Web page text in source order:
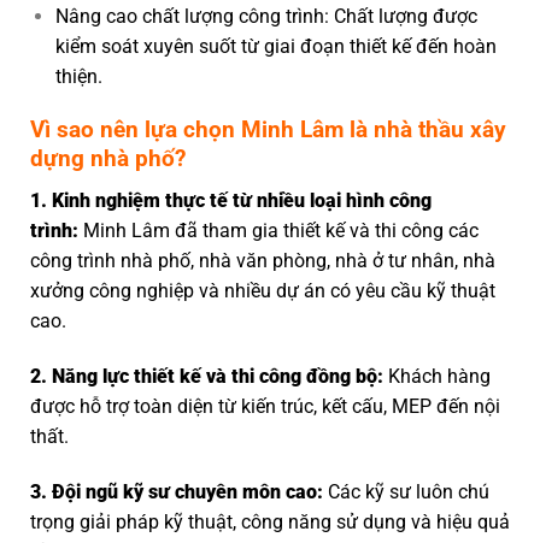
Nâng cao chất lượng công trình: Chất lượng được
kiểm soát xuyên suốt từ giai đoạn thiết kế đến hoàn
thiện.
Vì sao nên lựa chọn Minh Lâm là nhà thầu xây
dựng nhà phố?
1. Kinh nghiệm thực tế từ nhiều loại hình công
trình: Minh Lâm đã tham gia thiết kế và thi công các
công trình nhà phố, nhà văn phòng, nhà ở tư nhân, nhà
xưởng công nghiệp và nhiều dự án có yêu cầu kỹ thuật
cao.
2. Năng lực thiết kế và thi công đồng bộ: Khách hàng
được hỗ trợ toàn diện từ kiến trúc, kết cấu, MEP đến nội
thất.
3. Đội ngũ kỹ sư chuyên môn cao: Các kỹ sư luôn chú
trọng giải pháp kỹ thuật, công năng sử dụng và hiệu quả